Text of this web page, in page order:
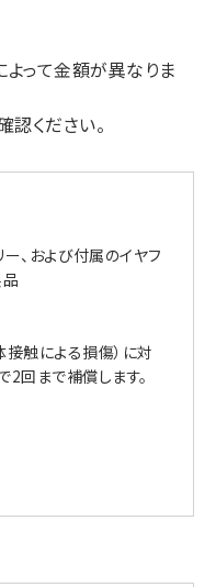
って金額が異なりま
認ください。
、および付属のイヤフ
触による損傷）に対
回まで補償します。
来の容量の80％未
ます。